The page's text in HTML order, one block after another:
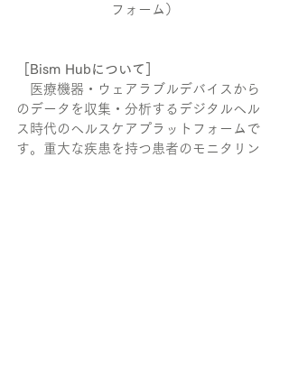
フォーム）
［Bism Hubについて］
医療機器・ウェアラブルデバイスから
のデータを収集・分析するデジタルヘル
ス時代のヘルスケアプラットフォームで
す。重大な疾患を持つ患者のモニタリン